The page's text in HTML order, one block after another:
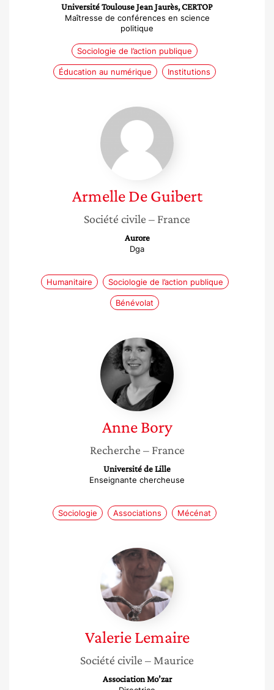
Université Toulouse Jean Jaurès, CERTOP
Maîtresse de conférences en science
politique
Sociologie de l’action publique
Éducation au numérique Institutions
Armelle
De
Guibert
Armelle De Guibert
Société civile – France
Aurore
Dga
Humanitaire Sociologie de l’action publique
Bénévolat
Anne
Bory
Anne Bory
Recherche – France
Université de Lille
Enseignante chercheuse
Sociologie Associations Mécénat
Valerie
Lemaire
Valerie Lemaire
Société civile – Maurice
Association Mo’zar